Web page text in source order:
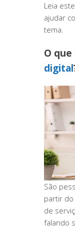
Leia
ajudar
tema.
O que
digital
São
partir do
de
falando